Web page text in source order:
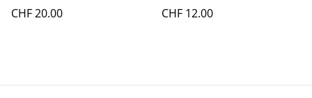
CHF 20.00
CHF 12.00